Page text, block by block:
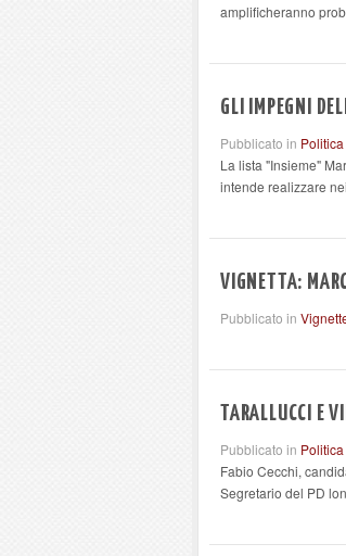
amplificheranno
GLI IMPEGNI
Pubblicato in
La lista "Insieme"
intende realizzare
VIGNETTA:
Pubblicato in
TARALLUCCI E
Pubblicato in
Fabio Cecchi,
Segretario del PD